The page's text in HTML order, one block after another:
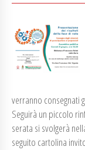
verranno consegnati
Seguirà un piccolo
serata si svolgerà
seguito cartolina